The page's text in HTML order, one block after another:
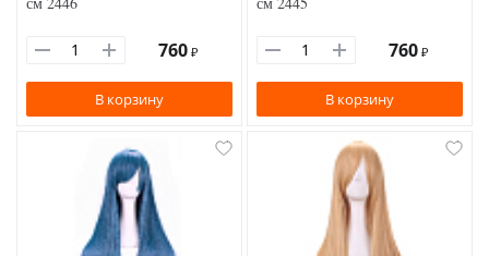
760 ₽
В корзину
760 ₽
В корзину